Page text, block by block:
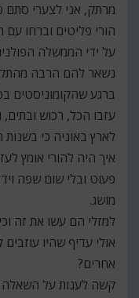
מרתק, אני לצערי סתם
הורי פליטים וברחו
על ידי הממשלה
נשאר להם הרבה
ברגע שהקומוניסטים
עזבו הכל, רכוש
לארץ באוניה כי
איך היה להורי אומץ
פעוט ובלי שום שפה
מושג.
למזלי הם עשו את זה
אולי עדיף שהיו
אחרים?
קשה לענות על השאלה